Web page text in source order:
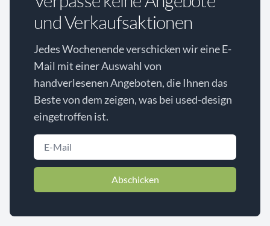
und Verkaufsaktionen
Jedes Wochenende verschicken wir eine E-
Mail mit einer Auswahl von
handverlesenen Angeboten, die Ihnen das
Beste von dem zeigen, was bei used-design
eingetroffen ist.
Abschicken